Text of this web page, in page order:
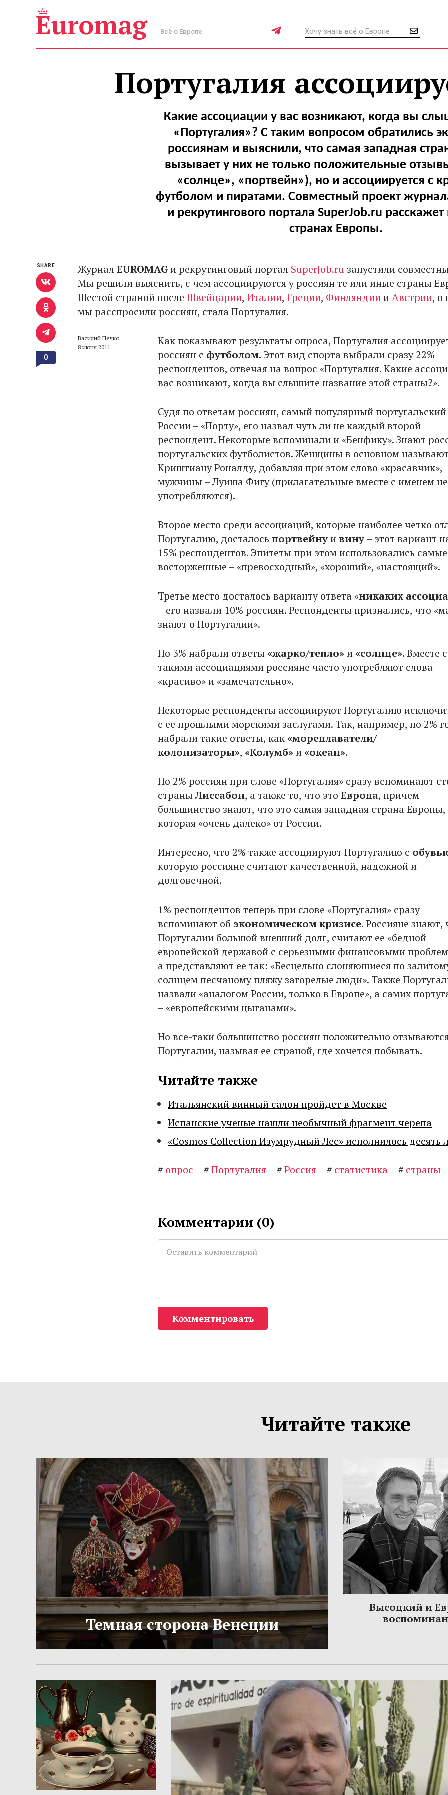
Всё о Европе
Португалия
Какие ассоциации у вас возникают, когда вы
«Португалия»? С таким вопросом обратились
россиянам и выяснили, что самая западная
вызывает у них не только положительные
«солнце», «портвейн»), но и ассоциируется с
футболом и пиратами. Совместный проект
и рекрутингового портала SuperJob.ru расскажет
странах Европы.
ЖурналEUROMAGи рекрутинговый портал SuperJob.ruзапустили
Мы решили выяснить, с чем ассоциируются у россиян те или иные страны
Шестой страной после Швейцарии, Италии, Греции, ФинляндиииАвстрии, о
мы расспросили россиян, стала Португалия.
Василий Печко
8 июня 2011
Как показывают результаты опроса, Португалия
россиян с футболом. Этот вид спорта выбрали сразу 22%
респондентов, отвечая на вопрос «Португалия. Какие
вас возникают, когда вы слышите название этой страны?».
Судя по ответам россиян, самый популярный
России – «Порту», его назвал чуть ли не каждый второй
респондент. Некоторые вспоминали и «Бенфику». Знают
португальских футболистов. Женщины в основном
Криштиану Роналду, добавляя при этом слово «красавчик»,
мужчины – Луиша Фигу (прилагательные вместе с именем не
употребляются).
Второе место среди ассоциаций, которые наиболее четко
Португалию, досталось портвейнуивину– этот вариант
15% респондентов. Эпитеты при этом использовались самые
восторженные – «превосходный», «хороший», «настоящий».
Третье место досталось варианту ответа «никаких
– его назвали 10% россиян. Респонденты признались, что
знают о Португалии».
По 3% набрали ответы«жарко/тепло»и«солнце». Вместе с
такими ассоциациями россияне часто употребляют слова
«красиво» и «замечательно».
Некоторые респонденты ассоциируют Португалию
с ее прошлыми морскими заслугами. Так, например, по 2%
набрали такие ответы, как«мореплаватели/
колонизаторы», «Колумб»и«океан».
По 2% россиян при слове «Португалия» сразу вспоминают
страныЛиссабон, а также то, что это Европа, причем
большинство знают, что это самая западная страна Европы,
которая «очень далеко» от России.
Интересно, что 2% также ассоциируют Португалию с
которую россияне считают качественной, надежной и
долговечной.
1% респондентов теперь при слове «Португалия» сразу
вспоминают об экономическом кризисе. Россияне знают,
Португалии большой внешний долг, считают ее «бедной
европейской державой с серьезными финансовыми
а представляют ее так: «Бесцельно слоняющиеся по
солнцем песчаному пляжу загорелые люди». Также
назвали «аналогом России, только в Европе», а самих
– «европейскими цыганами».
Но все-таки большинство россиян положительно
Португалии, называя ее страной, где хочется побывать.
Читайте также
Итальянский винный салон пройдет в Москве
Испанские ученые нашли необычный фрагмент черепа
«Cosmos Collection Изумрудный Лес» исполнилось десять
# опрос #Португалия #Россия # статистика # страны
SHARE
0
Комментарии (0)
Комментировать
Читайте также
Темная сторона Венеции
Высоцкий и